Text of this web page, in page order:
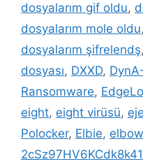
dosyalarım gif oldu,
dosyalarım mole oldu,
dosyalarım şifrelendş,
dosyası, DXXD,
Ransomware,
eight, eight virüsü,
Polocker, Elbie, elbow